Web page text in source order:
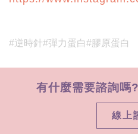
#逆時針#彈力蛋白#膠原蛋白
有什麼需要諮詢嗎
線上